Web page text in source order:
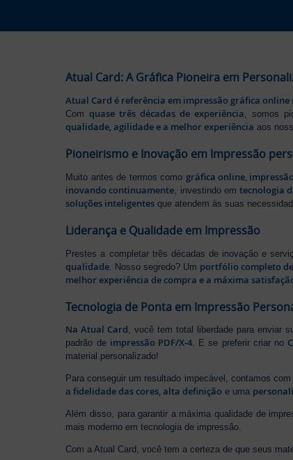
Atual Card: A Gráfica Pioneira em
Atual Card é referência em impressão gráfica online
Comquase três décadas de experiência, somos
qualidade, agilidade e a melhor experiência aos
Pioneirismo e Inovação em Impressão
Muito antes de termos como gráfica online,
inovando continuamente , investindo em tecnologia
soluções inteligentes que atendem às suas
Liderança e Qualidade em Impressão
Prestes a completar três décadas de inovação e
qualidade . Nosso segredo? Um portfólio completo
melhor experiência de compra e a máxima
Tecnologia de Ponta em Impressão
Na Atual Card, você tem total liberdade para enviar
padrão de impressão PDF/X-4. E se preferir criar no
material personalizado!
Para conseguir um resultado impecável, contamos com
afidelidade das cores, alta definição e uma
Além disso, para garantir a máxima qualidade de
mais moderno em tecnologia de impressão.
Com a Atual Card, você tem a certeza de que seus